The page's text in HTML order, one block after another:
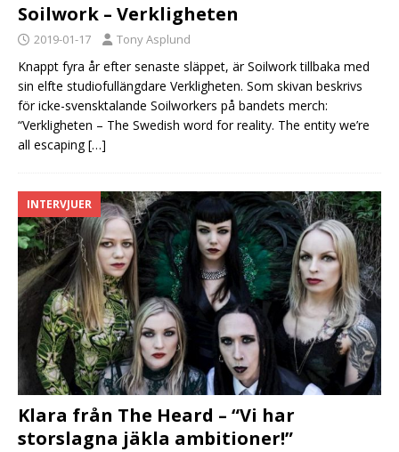
Soilwork – Verkligheten
2019-01-17 Tony Asplund
Knappt fyra år efter senaste släppet, är Soilwork tillbaka med
sin elfte studiofullängdare Verkligheten. Som skivan beskrivs
för icke-svensktalande Soilworkers på bandets merch:
“Verkligheten – The Swedish word for reality. The entity we’re
all escaping[…]
INTERVJUER
Klara från The Heard – “Vi har
storslagna jäkla ambitioner!”